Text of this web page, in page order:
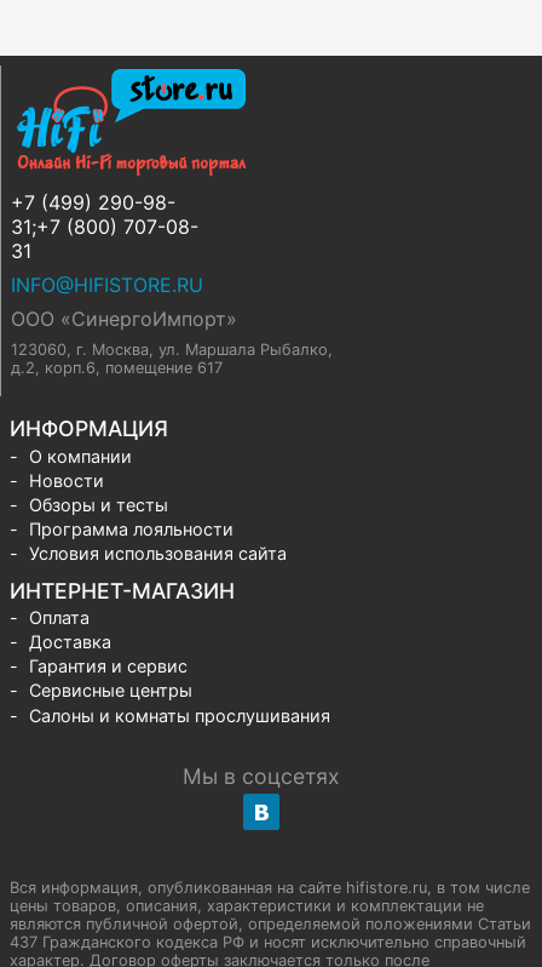
+7 (499) 290-98-
31;+7 (800) 707-08-
31
INFO@HIFISTORE.RU
ООО «СинергоИмпорт»
123060, г. Москва, ул. Маршала Рыбалко,
д.2, корп.6, помещение 617
ИНФОРМАЦИЯ
О компании
Новости
Обзоры и тесты
Программа лояльности
Условия использования сайта
ИНТЕРНЕТ-МАГАЗИН
Оплата
Доставка
Гарантия и сервис
Сервисные центры
Салоны и комнаты прослушивания
Мы в соцсетях
Вся информация, опубликованная на сайте hifistore.ru, в том числе
цены товаров, описания, характеристики и комплектации не
являются публичной офертой, определяемой положениями Статьи
437 Гражданского кодекса РФ и носят исключительно справочный
характер. Договор оферты заключается только после